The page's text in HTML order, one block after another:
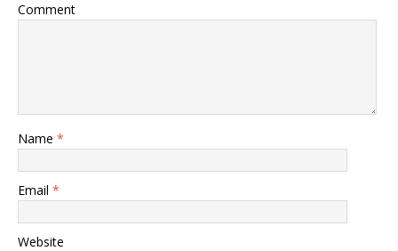
Comment
Name *
Email *
Website